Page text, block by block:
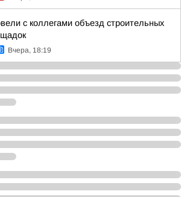
с коллегами объезд строительных
Вчера, 18:19